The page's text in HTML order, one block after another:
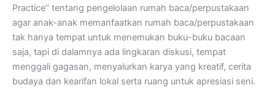
Practice’’ tentang pengelolaan rumah baca/perpustakaan
agar anak-anak memanfaatkan rumah baca/perpustakaan
tak hanya tempat untuk menemukan buku-buku bacaan
saja, tapi di dalamnya ada lingkaran diskusi, tempat
menggali gagasan, menyalurkan karya yang kreatif, cerita
budaya dan kearifan lokal serta ruang untuk apresiasi seni.